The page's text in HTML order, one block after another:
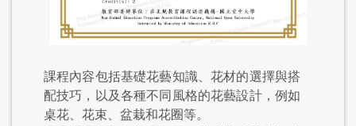
課程內容包括基礎花藝知識、花材的選擇與搭
配技巧，以及各種不同風格的花藝設計，例如
桌花、花束、盆栽和花圈等。